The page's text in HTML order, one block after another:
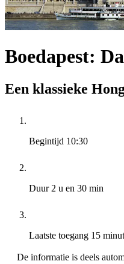
Boedapest:
Een klassieke
Begintijd 10:30
Duur 2 u en 30 min
Laatste toegang 15
De informatie is deels